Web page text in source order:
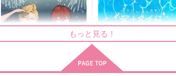
取引先は魔王城!! -
FINAL EDITION-
綱の上にも
1,320円（税込）
サンプル 作品詳細
バウンダリー
自我がある
660 円
碧棺左馬刻×神宮寺寂雷
サンプル 作品詳細
もっと見る！